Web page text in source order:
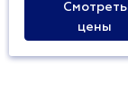
Смотреть
цены